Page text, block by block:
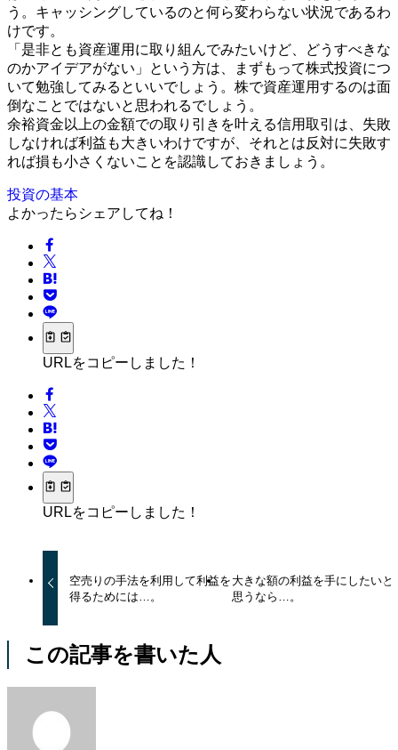
う。キャッシングしているのと何ら変わらない状況であるわ
けです。
「是非とも資産運用に取り組んでみたいけど、どうすべきな
のかアイデアがない」という方は、まずもって株式投資につ
いて勉強してみるといいでしょう。株で資産運用するのは面
倒なことではないと思われるでしょう。
余裕資金以上の金額での取り引きを叶える信用取引は、失敗
しなければ利益も大きいわけですが、それとは反対に失敗す
れば損も小さくないことを認識しておきましょう。
投資の基本
よかったらシェアしてね！
URLをコピーしました！
URLをコピーしました！
空売りの手法を利用して利益を
得るためには…。
大きな額の利益を手にしたいと
思うなら…。
この記事を書いた人